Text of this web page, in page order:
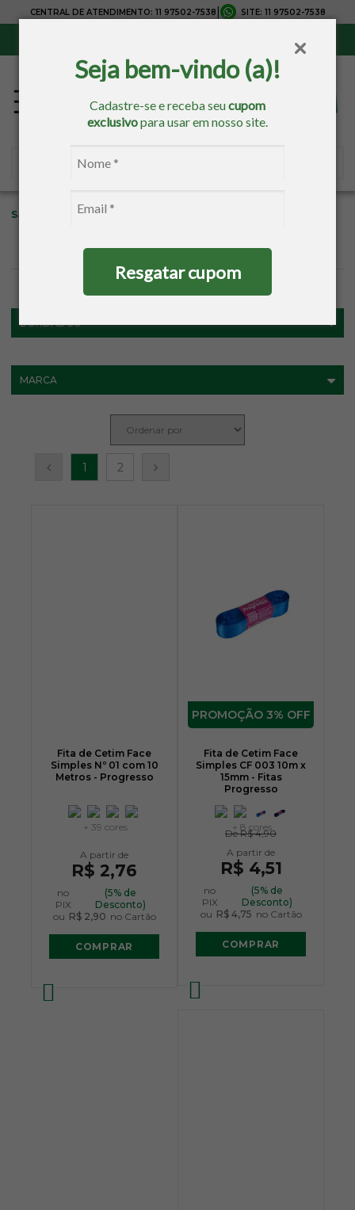
Seja bem-vindo (a)!
Cadastre-se e receba seucupom
exclusivopara usar em nosso site.
Resgatar cupom
CENTRAL DE ATENDIMENTO: 11 97502-7538 SITE: 11 97502-7538
Sacaria Bordados
FILTROS
MARCA
BORDADOS
1 2
Fita de Cetim Face
Simples Nº 01 com 10
Metros - Progresso
+ 39 cores
R$ 2,76
no
PIX
(5% de
Desconto)
ou R$ 2,90 no Cartão
COMPRAR
3% OFF
Fita de Cetim Face
Simples CF 003 10m x
15mm - Fitas
Progresso
+ 8 cores
DeR$ 4,90
R$ 4,51
no
PIX
(5% de
Desconto)
ou R$ 4,75 no Cartão
COMPRAR